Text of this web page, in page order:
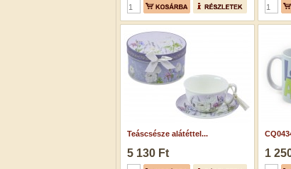
Teáscsésze alátéttel...
5 130 Ft 1